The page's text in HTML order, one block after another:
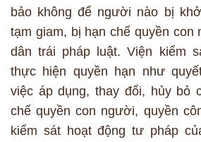
bảo không để người nào bị
tạm giam, bị hạn chế quyền con
dân trái pháp luật. Viện kiểm
thực hiện quyền hạn như
việc áp dụng, thay đổi, hủy bỏ
chế quyền con người, quyền
kiểm sát hoạt động tư pháp